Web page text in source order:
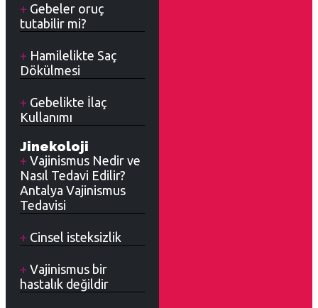
Gebeler oruç
tutabilir mi?
Hamilelikte Saç
Dökülmesi
Gebelikte İlaç
Kullanımı
Jinekoloji
Vajinismus Nedir ve
Nasıl Tedavi Edilir?
Antalya Vajinismus
Tedavisi
Cinsel isteksizlik
Vajinismus bir
hastalık değildir